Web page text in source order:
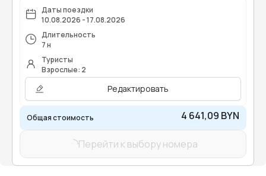
Даты поездки
10.08.2026 - 17.08.2026
Длительность
7 н
Туристы
Взрослые: 2
Редактировать
Общая стоимость 4 641,09 BYN
Перейти к выбору номера